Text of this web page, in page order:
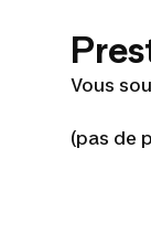
Vous
(pas de